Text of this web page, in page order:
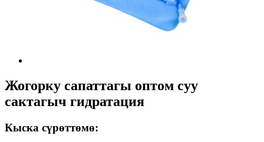
Жогорку сапаттагы оптом суу
сактагыч гидратация
Кыска сүрөттөмө: